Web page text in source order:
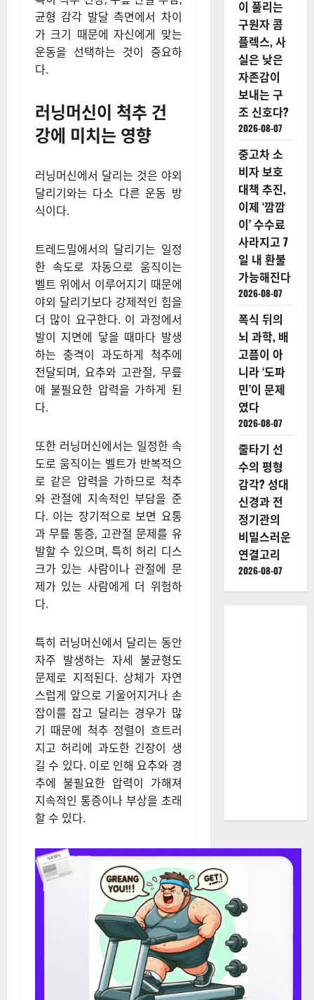
균형 감각 발달 측면에서 차이
가 크기 때문에 자신에게 맞는
운동을 선택하는 것이 중요하
다.
러닝머신이 척추 건
강에 미치는 영향
러닝머신에서 달리는 것은 야외
달리기와는 다소 다른 운동 방
식이다.
트레드밀에서의 달리기는 일정
한 속도로 자동으로 움직이는
벨트 위에서 이루어지기 때문에
야외 달리기보다 강제적인 힘을
더 많이 요구한다. 이 과정에서
발이 지면에 닿을 때마다 발생
하는 충격이 과도하게 척추에
전달되며, 요추와 고관절, 무릎
에 불필요한 압력을 가하게 된
다.
또한 러닝머신에서는 일정한 속
도로 움직이는 벨트가 반복적으
로 같은 압력을 가하므로 척추
와 관절에 지속적인 부담을 준
다. 이는 장기적으로 보면 요통
과 무릎 통증, 고관절 문제를 유
발할 수 있으며, 특히 허리 디스
크가 있는 사람이나 관절에 문
제가 있는 사람에게 더 위험하
다.
특히 러닝머신에서 달리는 동안
자주 발생하는 자세 불균형도
문제로 지적된다. 상체가 자연
스럽게 앞으로 기울어지거나 손
잡이를 잡고 달리는 경우가 많
기 때문에 척추 정렬이 흐트러
지고 허리에 과도한 긴장이 생
길 수 있다. 이로 인해 요추와 경
추에 불필요한 압력이 가해져
지속적인 통증이나 부상을 초래
할 수 있다.
이 풀리는
구원자 콤
플렉스, 사
실은 낮은
자존감이
보내는 구
조 신호다?
2026-08-07
중고차 소
비자 보호
대책 추진,
이제 ‘깜깜
이’ 수수료
사라지고 7
일 내 환불
가능해진다
2026-08-07
폭식 뒤의
뇌 과학, 배
고픔이 아
니라 ‘도파
민’이 문제
였다
2026-08-07
줄타기 선
수의 평형
감각? 성대
신경과 전
정기관의
비밀스러운
연결고리
2026-08-07